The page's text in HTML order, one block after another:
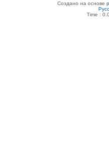
Создано на основе
Time :